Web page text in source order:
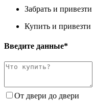
Забрать и привезти
Купить и привезти
Введите данные*
От двери до двери